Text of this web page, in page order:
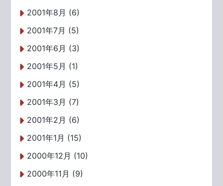
2001年8月 (6)
2001年7月 (5)
2001年6月 (3)
2001年5月 (1)
2001年4月 (5)
2001年3月 (7)
2001年2月 (6)
2001年1月 (15)
2000年12月 (10)
2000年11月 (9)